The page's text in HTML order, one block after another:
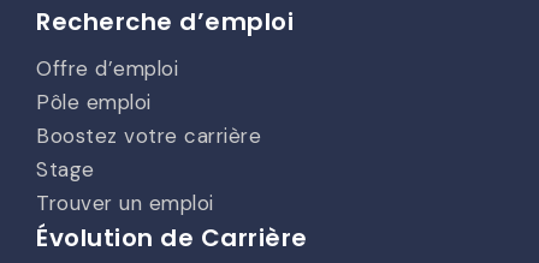
Recherche d’emploi
Offre d’emploi
Pôle emploi
Boostez votre carrière
Stage
Trouver un emploi
Évolution de Carrière